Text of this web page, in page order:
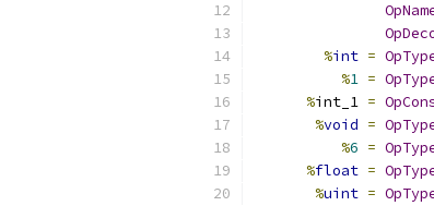
%int =
%1 =
%int_1 =
%void =
%6 =
%float =
%uint =